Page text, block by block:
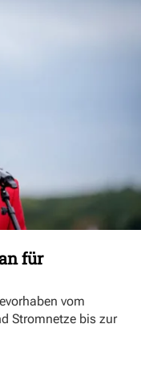
für
vom
Stromnetze bis zur